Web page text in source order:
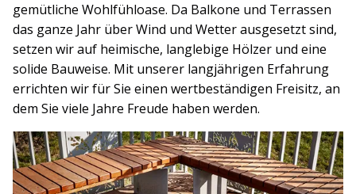
gemütliche Wohlfühloase. Da Balkone und Terrassen
das ganze Jahr über Wind und Wetter ausgesetzt sind,
setzen wir auf heimische, langlebige Hölzer und eine
solide Bauweise. Mit unserer langjährigen Erfahrung
errichten wir für Sie einen wertbeständigen Freisitz, an
dem Sie viele Jahre Freude haben werden.